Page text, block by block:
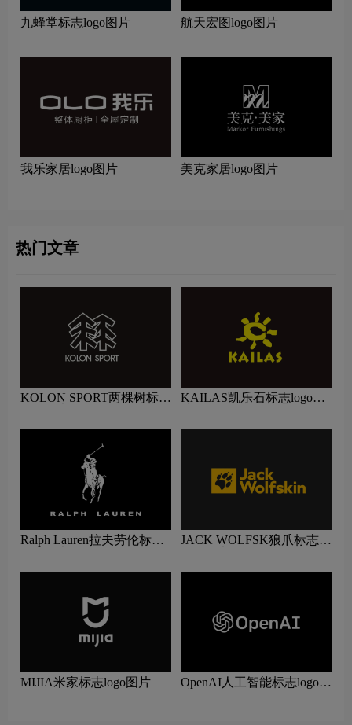
九蜂堂标志logo图片 航天宏图logo图片
我乐家居logo图片 美克家居logo图片
热门文章
KOLON SPORT两棵树标志
KAILAS凯乐石标志logo图
Ralph Lauren拉夫劳伦标志
JACK WOLFSK狼爪标志
MIJIA米家标志logo图片
OpenAI人工智能标志logo图